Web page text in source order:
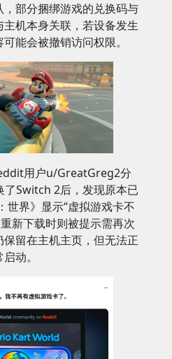
部分捆绑游戏的兑换码与
机本身关联，若设备发生
能会被撤销访问权限。
用户u/GreatGreg2分
了Switch 2后，发现原本已
世界》显示“虚拟游戏卡不
新下载时则被提示需再次
留在主机主页，但无法正
动。